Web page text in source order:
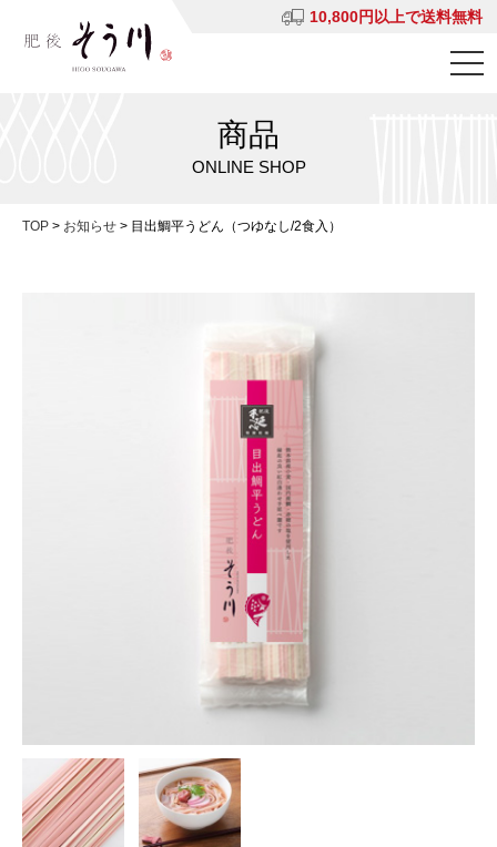
10,800円以上で送料無料
商品
ONLINE SHOP
TOP > お知らせ > 目出鯛平うどん（つゆなし/2食入）